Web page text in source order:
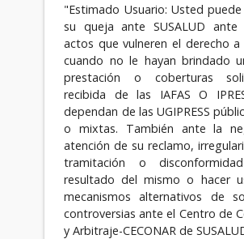
"Estimado Usuario: Usted
su queja ante SUSALUD ante
actos que vulneren el derecho
cuando no le hayan brindado
prestación o coberturas
recibida de las IAFAS O
dependan de las UGIPRESS
o mixtas. También ante la
atención de su reclamo,
tramitación o
resultado del mismo o hacer
mecanismos alternativos de
controversias ante el Centro de
y Arbitraje-CECONAR de